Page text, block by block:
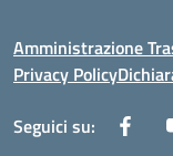
Amministrazione
Privacy Policy
Seguici su: